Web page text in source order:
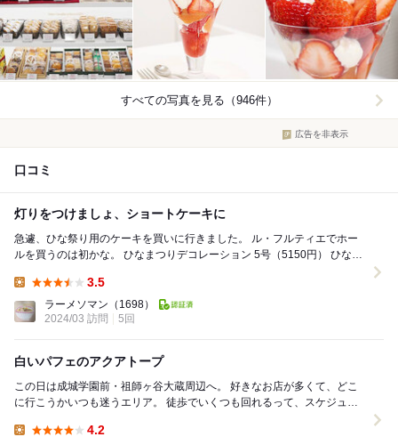
すべての写真を見る（946件）
広告を非表示
口コミ
灯りをつけましょ、ショートケーキに
急遽、ひな祭り用のケーキを買いに行きました。 ル・フルティエでホー
ルを買うのは初かな。 ひなまつりデコレーション 5号（5150円） ひな祭
3.5
ラーメソマン （1698）
2024/03 訪問
5回
白いパフェのアクアトープ
この日は成城学園前・祖師ヶ谷大蔵周辺へ。 好きなお店が多くて、どこ
に行こうかいつも迷うエリア。 徒歩でいくつも回れるって、スケジュー
4.2